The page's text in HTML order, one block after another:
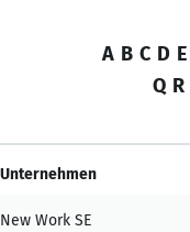
A B C D E
Q R
Unternehmen
New Work SE